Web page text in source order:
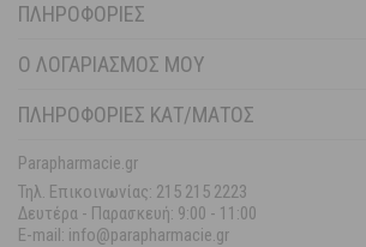
ΠΛΗΡΟΦΟΡΊΕΣ
Ο ΛΟΓΑΡΙΑΣΜΌΣ ΜΟΥ
ΠΛΗΡΟΦΟΡΙΕΣ ΚΑΤ/ΜΑΤΟΣ
Parapharmacie.gr
Τηλ. Επικοινωνίας: 215 215 2223
Δευτέρα - Παρασκευή: 9:00 - 11:00
E-mail: info@parapharmacie.gr